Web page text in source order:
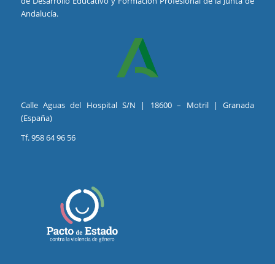
Andalucía.
Calle Aguas del Hospital S/N | 18600 – Motril | Granada
(España)
Tf. 958 64 96 56